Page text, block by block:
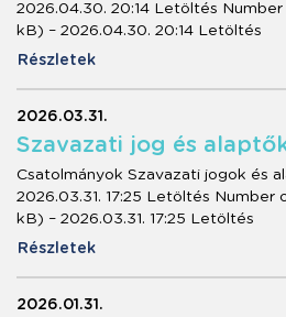
2026.04.30. 20:14 Letöltés
kB) – 2026.04.30. 20:14 Letöltés
Részletek
2026.03.31.
Szavazati jog és
Csatolmányok Szavazati jogok és
2026.03.31. 17:25 Letöltés
kB) – 2026.03.31. 17:25 Letöltés
Részletek
2026.01.31.